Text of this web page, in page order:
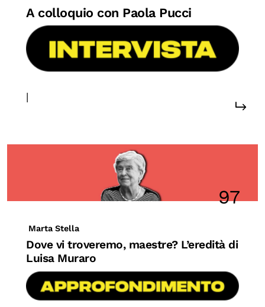
A colloquio con Paola Pucci
|
97
Marta Stella
Dove vi troveremo, maestre? L’eredità di
Luisa Muraro